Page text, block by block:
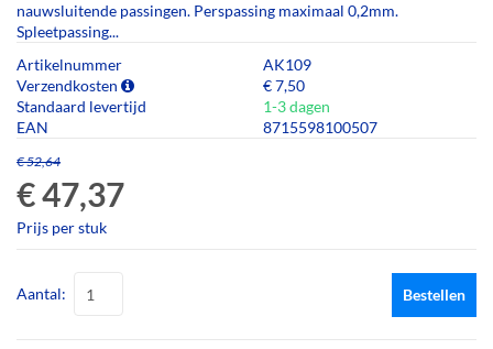
nauwsluitende passingen. Perspassing maximaal 0,2mm.
Spleetpassing...
Artikelnummer
AK109
Verzendkosten
€ 7,50
Standaard levertijd
1-3 dagen
EAN
8715598100507
€ 52,64
€ 47,37
Prijs per stuk
Aantal: Bestellen